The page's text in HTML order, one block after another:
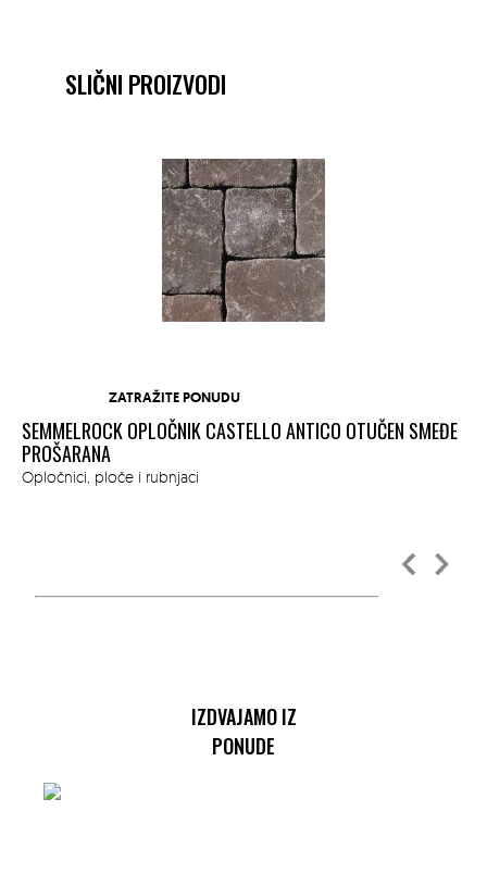
SLIČNI PROIZVODI
ZATRAŽITE PONUDU
SEMMELROCK OPLOČNIK CASTELLO ANTICO OTUČEN SMEĐE
PROŠARANA
Opločnici, ploče i rubnjaci
IZDVAJAMO IZ
PONUDE